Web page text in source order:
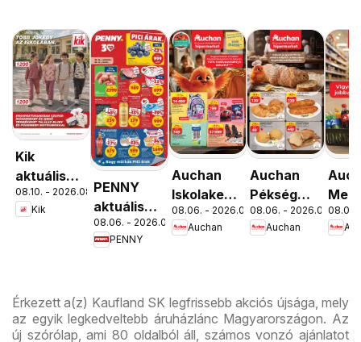
Kik
aktuális
akciós
újság
08.10. - 2026.08.16.
Kik
PENNY
aktuális
akciós
újság
08.06. - 2026.08.12.
PENNY
Auchan
Iskolakezdés
ajánlatok
08.06. - 2026.08.19.
Auchan
Auchan
Pékség
ajánlataink
08.06. - 2026.08.12.
Auchan
08.06.
Érkezett a(z) Kaufland SK legfrissebb akciós újsága, mely
az egyik legkedveltebb áruházlánc Magyarországon. Az
új szórólap, ami 80 oldalból áll, számos vonzó ajánlatot